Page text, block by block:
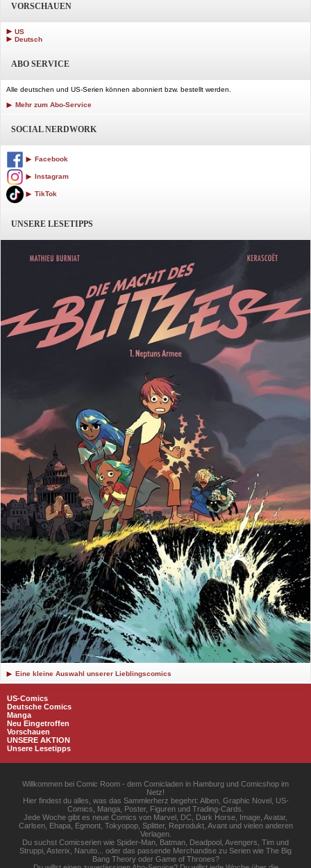
VORSCHAUEN
US
Deutsch
ABO SERVICE
Alle deutschen und US-Serien können abonniert bzw. bestellt werden.
Mehr zum Abo-Service
SOCIAL NERDWORK
Facebook
Instagram
TikTok
UNSERE LESETIPPS
Eine kleine Auswahl unserer Lieblingscomics
US-Comics
Deutsche Comics
Manga
Neu Eingetroffen
Vorschauen
UNSERE AKTION
Unsere Lesetipps
Willkommen bei Comic Room - dem Comicladen in Hamburg und Comicshop im
Netz!
Hier findest du alles, was das Sammlerherz begehrt: Alben, Graphic Novel, US-
Comics, Manga, Poster, Figuren und Trading-Cards.
Jede Woche gibt es neue Comics von Marvel, DC, Dark Horse, Image, Avatar,
Carlsen, Ehapa, Egmont, Tokyopop, Splitter, Reprodukt, Avant und vielen anderen
Verlagen.
Du suchst Comicserien wie Spider-Man, Batman, Deadpool, Avengers, Tim und
Struppi, Asterix, Naruto... oder das passende Merchandise zu Serien wie The Big
Bang Theory oder Game of Thrones?